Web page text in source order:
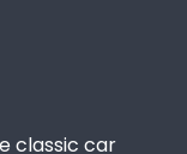
classic car